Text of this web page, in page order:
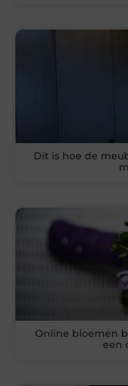
Dit is hoe de
Online bloemen
een